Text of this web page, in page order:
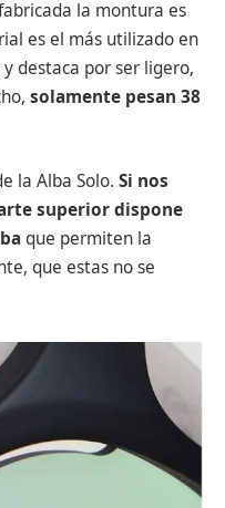
la montura es
es el más utilizado en
destaca por ser ligero,
solamente pesan 38
la Alba Solo. Si nos
superior dispone
que permiten la
que estas no se